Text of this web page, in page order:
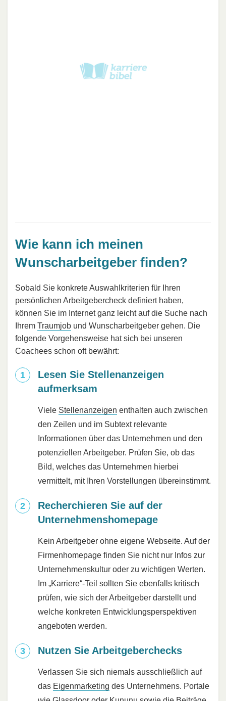
Wie kann ich meinen
Wunscharbeitgeber finden?
Sobald Sie konkrete Auswahlkriterien für Ihren
persönlichen Arbeitgebercheck definiert haben,
können Sie im Internet ganz leicht auf die Suche nach
Ihrem Traumjob und Wunscharbeitgeber gehen. Die
folgende Vorgehensweise hat sich bei unseren
Coachees schon oft bewährt:
Lesen Sie Stellenanzeigen
aufmerksam
Viele Stellenanzeigen enthalten auch zwischen
den Zeilen und im Subtext relevante
Informationen über das Unternehmen und den
potenziellen Arbeitgeber. Prüfen Sie, ob das
Bild, welches das Unternehmen hierbei
vermittelt, mit Ihren Vorstellungen übereinstimmt.
Recherchieren Sie auf der
Unternehmenshomepage
Kein Arbeitgeber ohne eigene Webseite. Auf der
Firmenhomepage finden Sie nicht nur Infos zur
Unternehmenskultur oder zu wichtigen Werten.
Im „Karriere“-Teil sollten Sie ebenfalls kritisch
prüfen, wie sich der Arbeitgeber darstellt und
welche konkreten Entwicklungsperspektiven
angeboten werden.
Nutzen Sie Arbeitgeberchecks
Verlassen Sie sich niemals ausschließlich auf
das Eigenmarketing des Unternehmens. Portale